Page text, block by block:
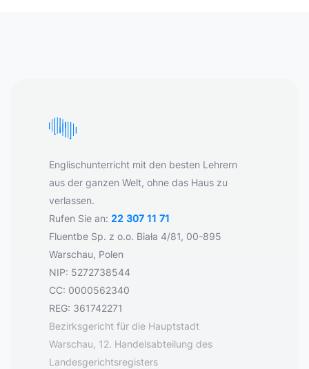
Englischunterricht mit den besten Lehrern
aus der ganzen Welt, ohne das Haus zu
verlassen.
Rufen Sie an: 22 307 11 71
Fluentbe Sp. z o.o. Biała 4/81, 00-895
Warschau, Polen
NIP: 5272738544
CC: 0000562340
REG: 361742271
Bezirksgericht für die Hauptstadt
Warschau, 12. Handelsabteilung des
Landesgerichtsregisters